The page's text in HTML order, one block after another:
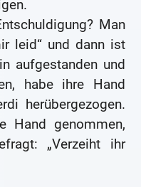
Man
leid“ und dann ist
aufgestanden und
habe ihre Hand
herübergezogen.
Hand genommen,
„Verzeiht ihr